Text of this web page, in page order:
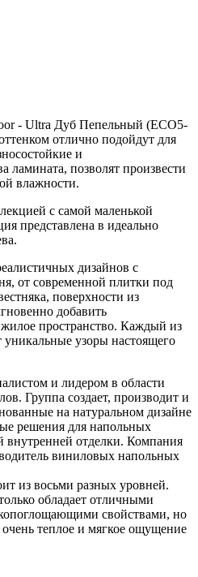
- Ultra Дуб Пепельный (ЕСО5-
отлично подойдут для
и
ламината, позволят произвести
влажности.
с самой маленькой
представлена в идеально
дизайнов с
от современной плитки под
поверхности из
добавить
пространство. Каждый из
уникальные узоры настоящего
и лидером в области
Группа создает, производит и
на натуральном дизайне
решения для напольных
отделки. Компания
виниловых напольных
из восьми разных уровней.
обладает отличными
свойствами, но
теплое и мягкое ощущение